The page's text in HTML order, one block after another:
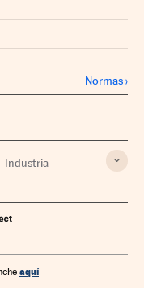
Normas›
Industria
aquí